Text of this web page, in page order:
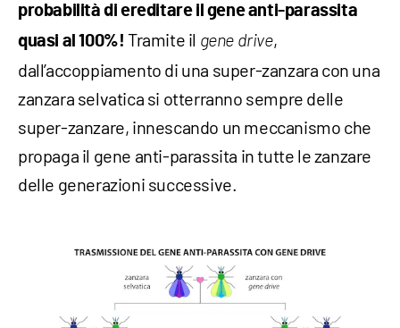
probabilità di ereditare il gene anti-parassita
quasi al 100%! Tramite il gene drive,
dall’accoppiamento di una super-zanzara con una
zanzara selvatica si otterranno sempre delle
super-zanzare, innescando un meccanismo che
propaga il gene anti-parassita in tutte le zanzare
delle generazioni successive.